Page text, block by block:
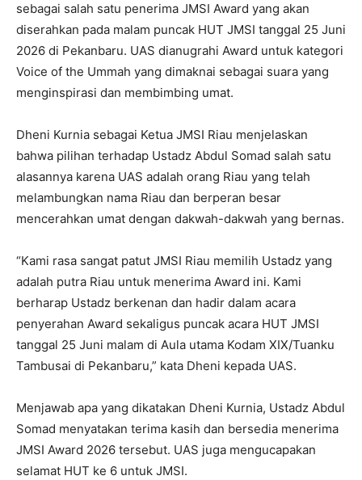
sebagai salah satu penerima JMSI Award yang akan
diserahkan pada malam puncak HUT JMSI tanggal 25 Juni
2026 di Pekanbaru. UAS dianugrahi Award untuk kategori
Voice of the Ummah yang dimaknai sebagai suara yang
menginspirasi dan membimbing umat.
Dheni Kurnia sebagai Ketua JMSI Riau menjelaskan
bahwa pilihan terhadap Ustadz Abdul Somad salah satu
alasannya karena UAS adalah orang Riau yang telah
melambungkan nama Riau dan berperan besar
mencerahkan umat dengan dakwah-dakwah yang bernas.
“Kami rasa sangat patut JMSI Riau memilih Ustadz yang
adalah putra Riau untuk menerima Award ini. Kami
berharap Ustadz berkenan dan hadir dalam acara
penyerahan Award sekaligus puncak acara HUT JMSI
tanggal 25 Juni malam di Aula utama Kodam XIX/Tuanku
Tambusai di Pekanbaru,” kata Dheni kepada UAS.
Menjawab apa yang dikatakan Dheni Kurnia, Ustadz Abdul
Somad menyatakan terima kasih dan bersedia menerima
JMSI Award 2026 tersebut. UAS juga mengucapakan
selamat HUT ke 6 untuk JMSI.